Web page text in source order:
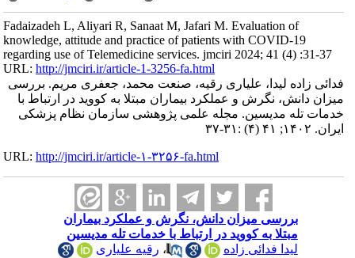
Fadaizadeh L, Aliyari R, Sanaat M, Jafari M. Evaluation of
knowledge, attitude and practice of patients with COVID-19
regarding use of Telemedicine services. jmciri 2024; 41 (4) :31-37
URL:http://jmciri.ir/article-1-3256-fa.html
فدائی زاده لیدا، علیاری رقیه، صنعت محمد، جعفری مریم. بررسی
میزان دانش، نگرش و عملکرد بیماران مبتلا به کووید در ارتباط با
خدمات تله مدیسین. مجله علمی پژوهشی سازمان نظام پزشکی
ایران. ۱۴۰۲; ۴۱ (۴) :۳۱-۳۷
URL:http://jmciri.ir/article-۱-۳۲۵۶-fa.html
بررسی میزان دانش، نگرش و عملکرد بیماران
مبتلا به کووید در ارتباط با خدمات تله مدیسین
لیدا فدائی زاده
،رقیه علیاری